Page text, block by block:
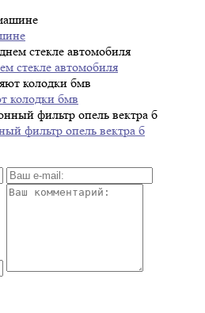
стекле автомобиля
колодки бмв
фильтр опель вектра б